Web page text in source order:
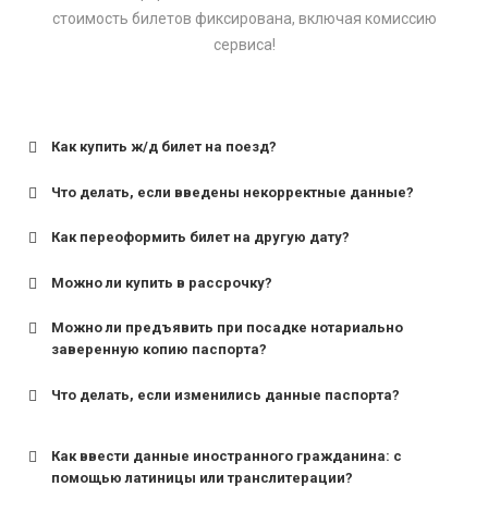
стоимость билетов фиксирована, включая комиссию
сервиса!
Как купить ж/д билет на поезд?
Что делать, если введены некорректные данные?
Как переоформить билет на другую дату?
Можно ли купить в рассрочку?
Можно ли предъявить при посадке нотариально
заверенную копию паспорта?
Что делать, если изменились данные паспорта?
Как ввести данные иностранного гражданина: с
помощью латиницы или транслитерации?